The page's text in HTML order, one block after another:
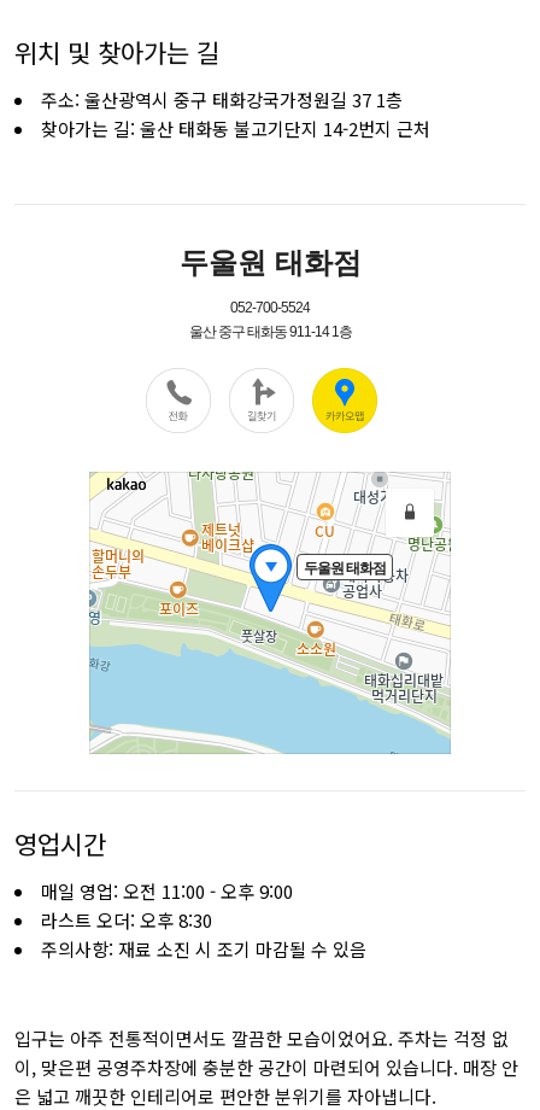
위치 및 찾아가는 길
주소: 울산광역시 중구 태화강국가정원길 37 1층
찾아가는 길: 울산 태화동 불고기단지 14-2번지 근처
영업시간
매일 영업: 오전 11:00 - 오후 9:00
라스트 오더: 오후 8:30
주의사항: 재료 소진 시 조기 마감될 수 있음
입구는 아주 전통적이면서도 깔끔한 모습이었어요. 주차는 걱정 없
이, 맞은편 공영주차장에 충분한 공간이 마련되어 있습니다. 매장 안
은 넓고 깨끗한 인테리어로 편안한 분위기를 자아냅니다.